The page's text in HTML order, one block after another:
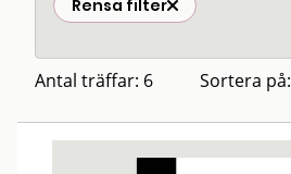
Rensa filter
Antal träffar: 6 Sortera på: